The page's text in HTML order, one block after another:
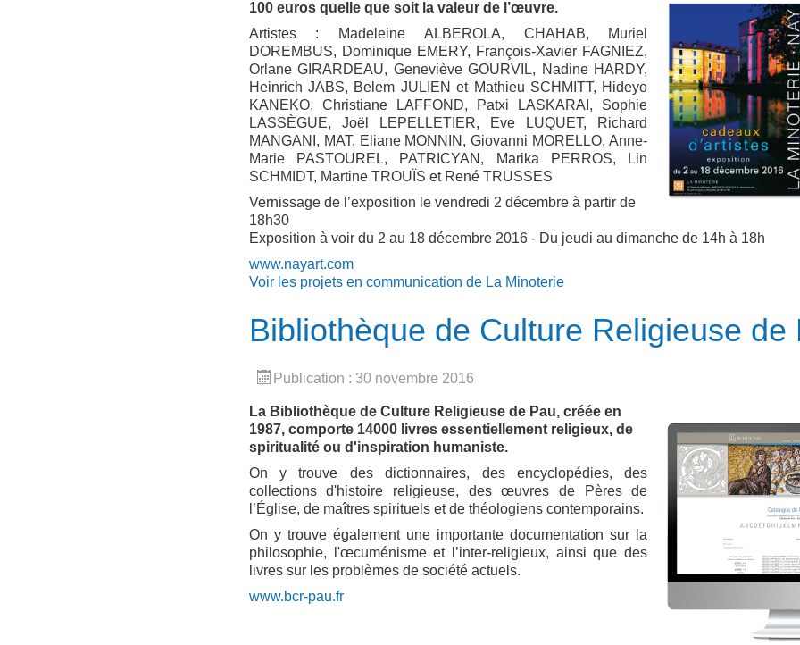
100 euros quelle que soit la valeur de l’œuvre.
Artistes : Madeleine ALBEROLA, CHAHAB, Muriel
DOREMBUS, Dominique EMERY, François-Xavier FAGNIEZ,
Orlane GIRARDEAU, Geneviève GOURVIL, Nadine HARDY,
Heinrich JABS, Belem JULIEN et Mathieu SCHMITT, Hideyo
KANEKO, Christiane LAFFOND, Patxi LASKARAI, Sophie
LASSÈGUE, Joël LEPELLETIER, Eve LUQUET, Richard
MANGANI, MAT, Eliane MONNIN, Giovanni MORELLO, Anne-
Marie PASTOUREL, PATRICYAN, Marika PERROS, Lin
SCHMIDT, Martine TROUÏS et René TRUSSES
Vernissage de l’exposition le vendredi 2 décembre à partir de
18h30
Exposition à voir du 2 au 18 décembre 2016 - Du jeudi au dimanche de 14h à 18h
www.nayart.com
Voir les projets en communication de La Minoterie
Bibliothèque de Culture Religieuse de
Publication : 30 novembre 2016
La Bibliothèque de Culture Religieuse de Pau, créée en
1987, comporte 14000 livres essentiellement religieux, de
spiritualité ou d'inspiration humaniste.
On y trouve des dictionnaires, des encyclopédies, des
collections d'histoire religieuse, des œuvres de Pères de
l’Église, de maîtres spirituels et de théologiens contemporains.
On y trouve également une importante documentation sur la
philosophie, l'œcuménisme et l’inter-religieux, ainsi que des
livres sur les problèmes de société actuels.
www.bcr-pau.fr